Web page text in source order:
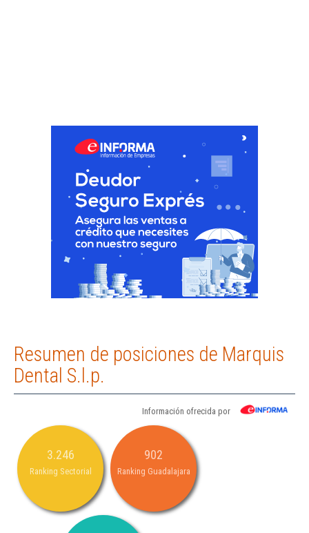
Resumen de posiciones de Marquis
Dental S.l.p.
Información ofrecida por
3.246
Ranking Sectorial
902
Ranking Guadalajara